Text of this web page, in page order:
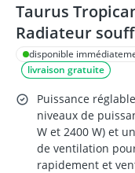
Taurus
Radiateur
2400 W - 3
froid/chaud,
thermostat
fonction
témoin
jusqu'à 24 m²,
disponible
livraison gratuite
Puissance
niveaux de
W et 2400 W) et
de ventilation
rapidement et